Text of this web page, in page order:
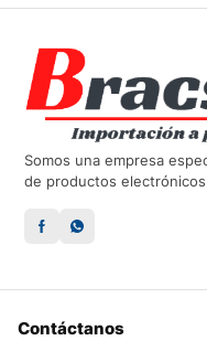
Somos una empresa
de productos
Contáctanos